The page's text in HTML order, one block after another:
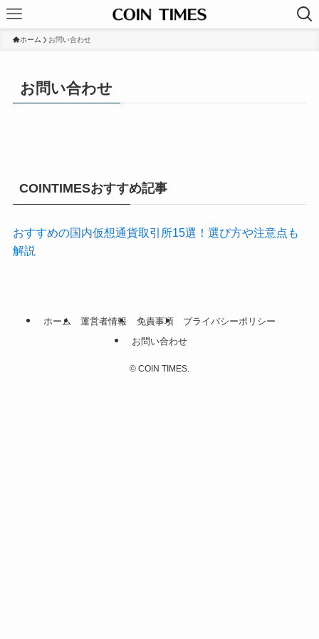
ホーム お問い合わせ
お問い合わせ
COINTIMESおすすめ記事
おすすめの国内仮想通貨取引所15選！選び方や注意点も
解説
ホーム 運営者情報 免責事項
プライバシーポリシー
お問い合わせ
© COIN TIMES.